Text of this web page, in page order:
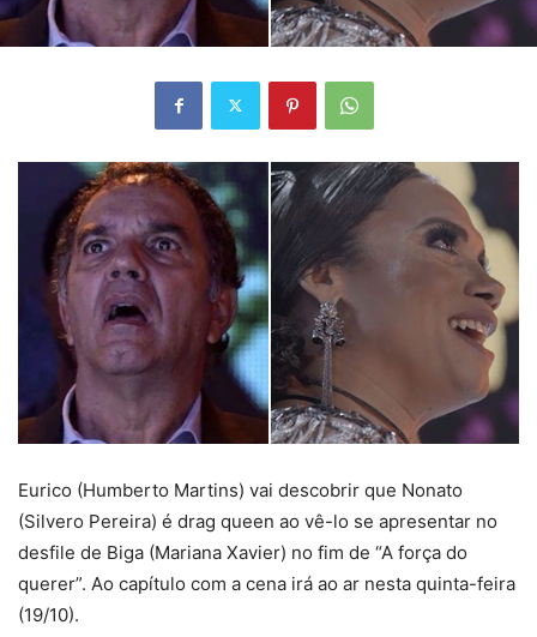
Eurico (Humberto Martins) vai descobrir que Nonato
(Silvero Pereira) é drag queen ao vê-lo se apresentar no
desfile de Biga (Mariana Xavier) no fim de “A força do
querer”. Ao capítulo com a cena irá ao ar nesta quinta-feira
(19/10).